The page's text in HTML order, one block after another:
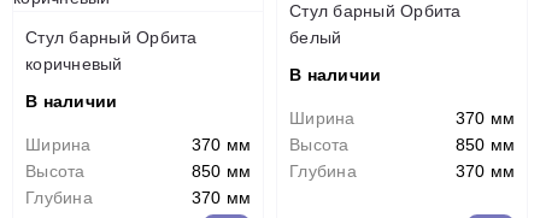
Стул барный Орбита
коричневый
В наличии
Ширина
370 мм
Высота
850 мм
Глубина
370 мм
Стул барный Орбита
белый
В наличии
Ширина
370 мм
Высота
850 мм
Глубина
370 мм